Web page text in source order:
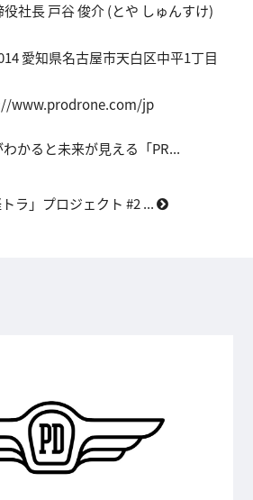
長 戸谷 俊介 (とや しゅんすけ)
愛知県名古屋市天白区中平1丁目
www.prodrone.com/jp
わかると未来が見える「PR...
トラ」プロジェクト #2 ...